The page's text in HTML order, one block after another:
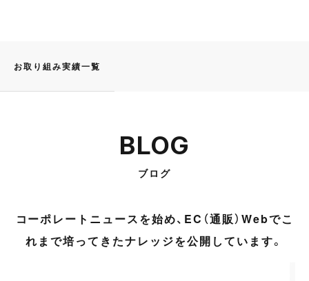
お取り組み実績一覧
BLOG
ブログ
コーポレートニュースを始め、EC（通販）Webでこ
れまで培ってきたナレッジを公開しています。